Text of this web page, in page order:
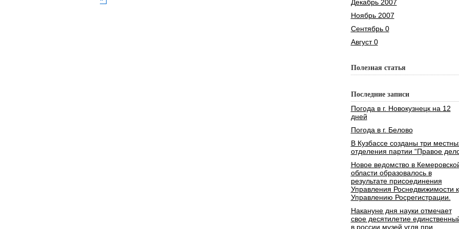
Декабрь 2007
Ноябрь 2007
Сентябрь 0
Август 0
Полезная статья
Последние записи
Погода в г. Новокузнецк на 12
дней
Погода в г. Белово
В Кузбассе созданы три
отделения партии “Правое
Новое ведомство в
области образовалось в
результате присоединения
Управления Роснедвижимости к
Управлению Росрегистрации.
Накануне дня науки отмечает
свое десятилетие
в россии музей угля при